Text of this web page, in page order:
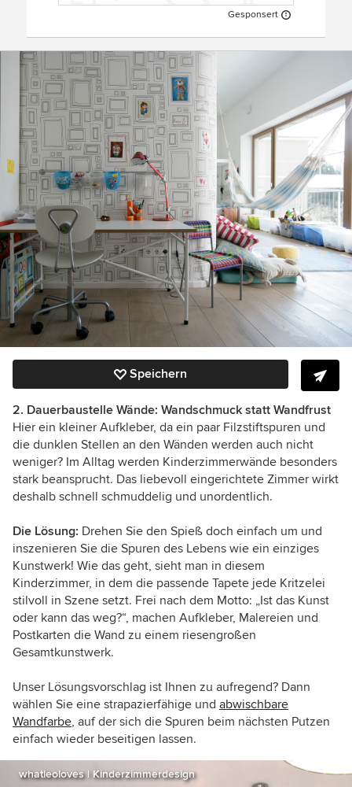
Gesponsert
Speichern
2. Dauerbaustelle Wände: Wandschmuck statt Wandfrust
Hier ein kleiner Aufkleber, da ein paar Filzstiftspuren und
die dunklen Stellen an den Wänden werden auch nicht
weniger? Im Alltag werden Kinderzimmerwände besonders
stark beansprucht. Das liebevoll eingerichtete Zimmer wirkt
deshalb schnell schmuddelig und unordentlich.
Die Lösung: Drehen Sie den Spieß doch einfach um und
inszenieren Sie die Spuren des Lebens wie ein einziges
Kunstwerk! Wie das geht, sieht man in diesem
Kinderzimmer, in dem die passende Tapete jede Kritzelei
stilvoll in Szene setzt. Frei nach dem Motto: „Ist das Kunst
oder kann das weg?“, machen Aufkleber, Malereien und
Postkarten die Wand zu einem riesengroßen
Gesamtkunstwerk.
Unser Lösungsvorschlag ist Ihnen zu aufregend? Dann
wählen Sie eine strapazierfähige und abwischbare
Wandfarbe, auf der sich die Spuren beim nächsten Putzen
einfach wieder beseitigen lassen.
whatleoloves | Kinderzimmerdesign